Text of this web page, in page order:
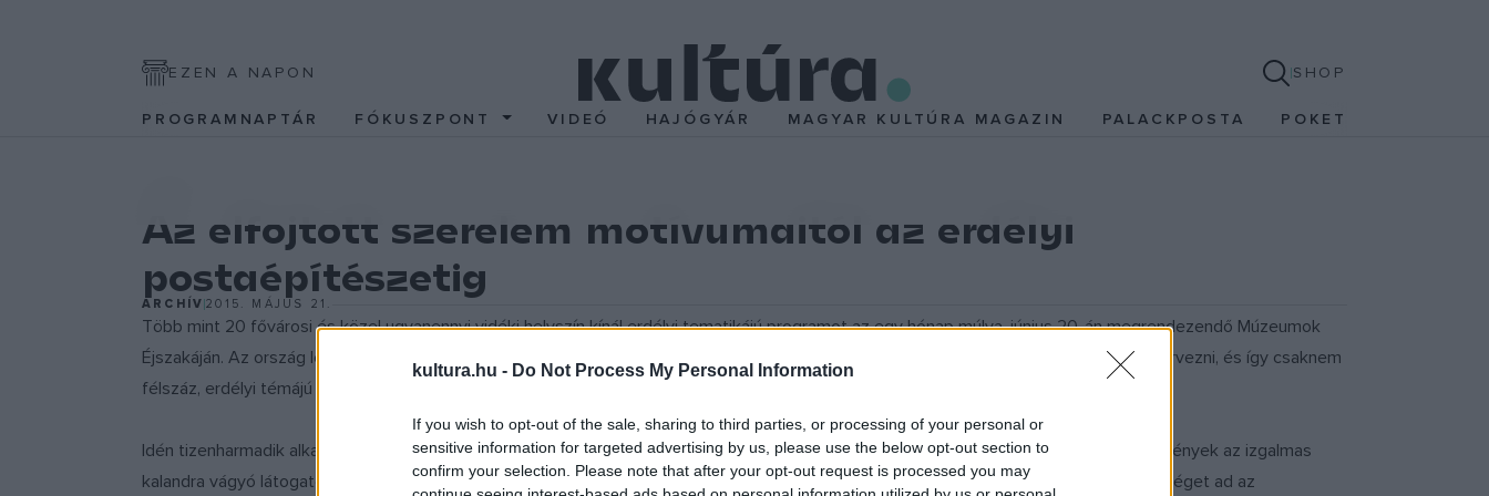
kultura.hu - Do Not Process My Personal Information
If you wish to opt-out of the sale, sharing to third parties, or processing of your personal or
sensitive information for targeted advertising by us, please use the below opt-out section to
confirm your selection. Please note that after your opt-out request is processed you may
EZEN A NAPON SHOP
PROGRAMNAPTÁR FÓKUSZPONT VIDEÓ HAJÓGYÁR MAGYAR KULTÚRA MAGAZIN PALACKPOSTA POKET
Az elfojtott szerelem motívumaitól az erdélyi
postaépítészetig
ARCHÍV2015. MÁJUS 21.
Több mint 20 fővárosi és közel ugyanennyi vidéki helyszín kínál erdélyi tematikájú programot az egy hónap múlva, június 20-án megrendezendő Múzeumok
Éjszakáján. Az ország legnagyobb kulturális rendezvényén idén lehetett először egy kiemelt tematikához kapcsolódóan programot szervezni, és így csaknem
félszáz, erdélyi témájú eseménnyel találkozhatnak majd ezen az éjszakán a látogatók.
Idén tizenharmadik alkalommal rendezik meg a Múzeumok Éjszakáját, és ebben az évben is gazdag programokkal várják majd az intézmények az izgalmas
kalandra vágyó látogatókat, de ? az eddigiektől eltérően ? ezúttal kiemelt tematika is színesíti a kínálatot. Az ?Élő Erdély? téma lehetőséget ad az